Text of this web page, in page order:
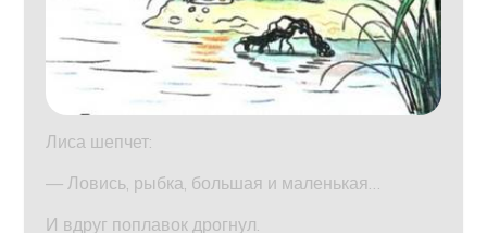
Лиса шепчет:
— Ловись, рыбка, большая и маленькая…
И вдруг поплавок дрогнул.